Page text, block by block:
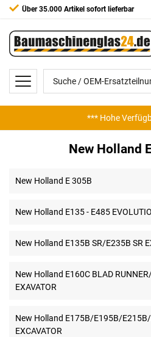
Über 35.000 Artikel sofort lieferbar
*** Hohe
New Holland
New Holland E 305B
New Holland E135 - E485
New Holland E135B SR/E235B SR
New Holland E160C BLAD
EXAVATOR
New Holland E175B/E195B/
EXCAVATOR